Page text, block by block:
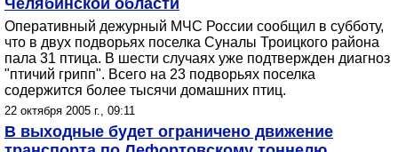
Челябинской области
Оперативный дежурный МЧС России сообщил в субботу,
что в двух подворьях поселка Суналы Троицкого района
пала 31 птица. В шести случаях уже подтвержден диагноз
"птичий грипп". Всего на 23 подворьях поселка
содержится более тысячи домашних птиц.
22 октября 2005 г., 09:11
В выходные будет ограничено движение